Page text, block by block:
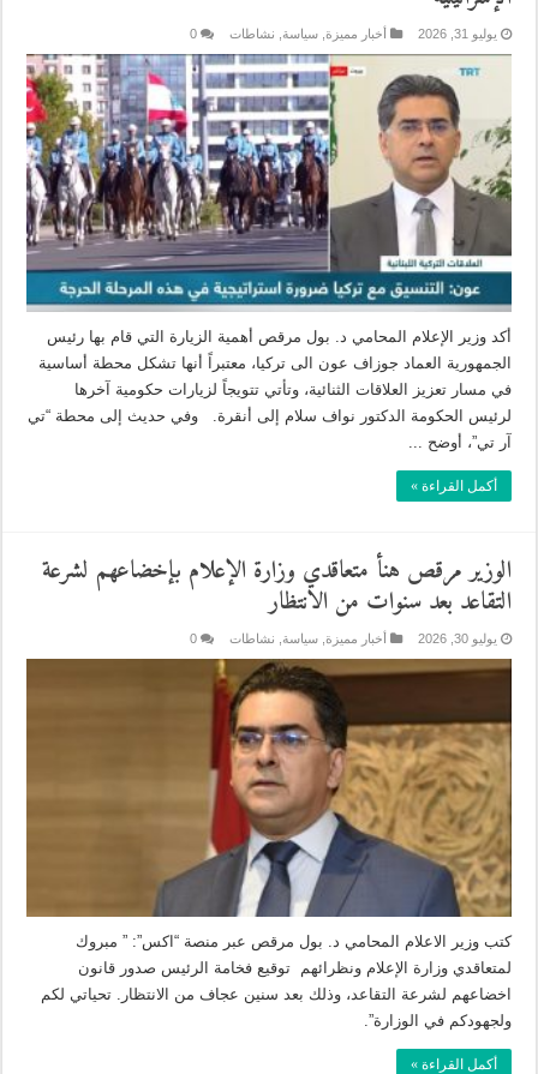
يوليو 31, 2026 أخبار مميزة ,سياسة نشاطات 0
أكد وزير الإعلام المحامي د. بول مرقص أهمية الزيارة التي قام بها رئيس
الجمهورية العماد جوزاف عون الى تركيا، معتبراً أنها تشكل محطة أساسية
في مسار تعزيز العلاقات الثنائية، وتأتي تتويجاً لزيارات حكومية آخرها
لرئيس الحكومة الدكتور نواف سلام إلى أنقرة. وفي حديث إلى محطة “تي
آر تي”، أوضح ...
أكمل القراءة »
الوزير مرقص هنأ متعاقدي وزارة الإعلام بإخضاعهم لشرعة
التقاعد بعد سنوات من الانتظار
يوليو 30, 2026 أخبار مميزة ,سياسة نشاطات 0
كتب وزير الاعلام المحامي د. بول مرقص عبر منصة “اكس”: ” مبروك
لمتعاقدي وزارة الإعلام ونظرائهم توقيع فخامة الرئيس صدور قانون
اخضاعهم لشرعة التقاعد، وذلك بعد سنين عجاف من الانتظار. تحياتي لكم
ولجهودكم في الوزارة”.
أكمل القراءة »